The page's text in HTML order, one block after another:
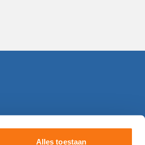
Alles toestaan